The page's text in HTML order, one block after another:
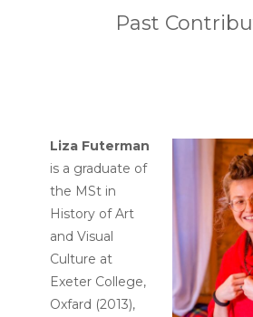
Past
Liza Futerman
is a graduate of
the MSt in
History of Art
and Visual
Culture at
Exeter College,
Oxfard (2013),